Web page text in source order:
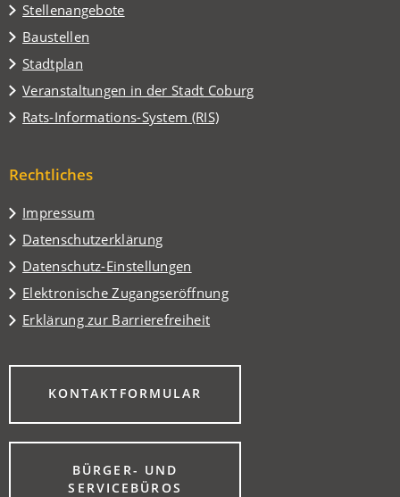
Stellenangebote
Baustellen
Stadtplan
(Öffnet
in
einem
neuen
Veranstaltungen in der Stadt Coburg
(Öffnet
in
einem
Tab)
Rats-Informations-System (RIS)
(Öffnet
neuen
Rechtliches
Impressum
Datenschutzerklärung
Datenschutz-Einstellungen
Elektronische Zugangseröffnung
Erklärung zur Barrierefreiheit
KONTAKTFORMULAR
(ÖFFNET
EINEM
NEUEN
BÜRGER- UND
SERVICEBÜROS
(ÖFFNET